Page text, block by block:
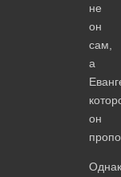
не
он
сам,
а
он